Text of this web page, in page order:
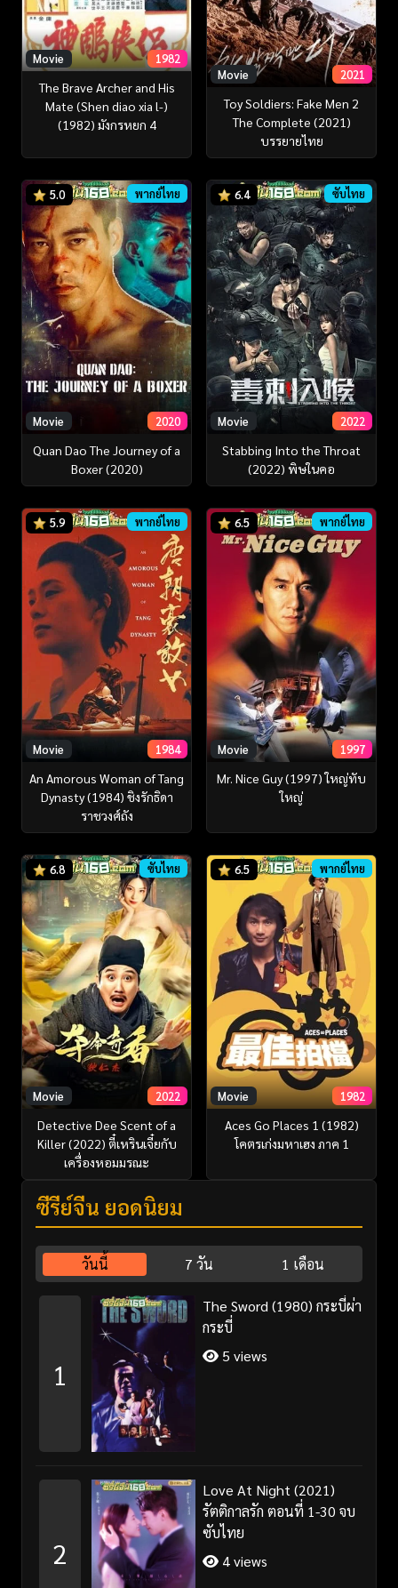
Movie 1982
The Brave Archer and His
Mate (Shen diao xia l-)
(1982) มังกรหยก 4
Movie 2021
Toy Soldiers: Fake Men 2
The Complete (2021)
บรรยายไทย
5.0 พากย์ไทย
Movie 2020
Quan Dao The Journey of a
Boxer (2020)
6.4 ซับไทย
Movie 2022
Stabbing Into the Throat
(2022) พิษในคอ
5.9 พากย์ไทย
Movie 1984
An Amorous Woman of Tang
Dynasty (1984) ชิงรักธิดา
ราชวงศ์ถัง
6.5 พากย์ไทย
Movie 1997
Mr. Nice Guy (1997) ใหญ่ทับ
ใหญ่
6.8 ซับไทย
Movie 2022
Detective Dee Scent of a
Killer (2022) ตี๋เหรินเจี๋ยกับ
เครื่องหอมมรณะ
6.5 พากย์ไทย
Movie 1982
Aces Go Places 1 (1982)
โคตรเก่งมหาเฮง ภาค 1
ซีรี่ย์จีน ยอดนิยม
วันนี้ 7 วัน 1 เดือน
1
The Sword (1980) กระบี่ผ่า
กระบี่
5 views
2
Love At Night (2021)
รัตติกาลรัก ตอนที่ 1-30 จบ
ซับไทย
4 views